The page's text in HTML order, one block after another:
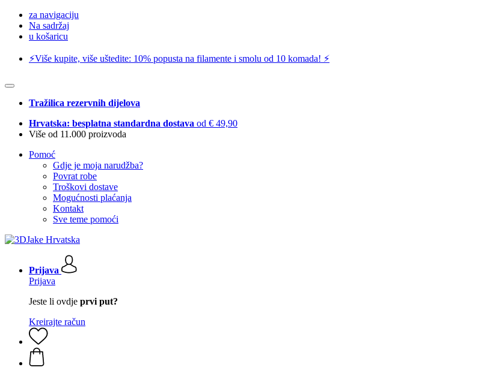
za navigaciju
Na sadržaj
u košaricu
⚡️Više kupite, više uštedite: 10% popusta na filamente i smolu od 10 komada! ⚡️
Tražilica rezervnih dijelova
Hrvatska: besplatna standardna dostava od € 49,90
Više od 11.000 proizvoda
Pomoć
Gdje je moja narudžba?
Povrat robe
Troškovi dostave
Mogućnosti plaćanja
Kontakt
Sve teme pomoći
Prijava
Prijava
Jeste li ovdje prvi put?
Kreirajte račun